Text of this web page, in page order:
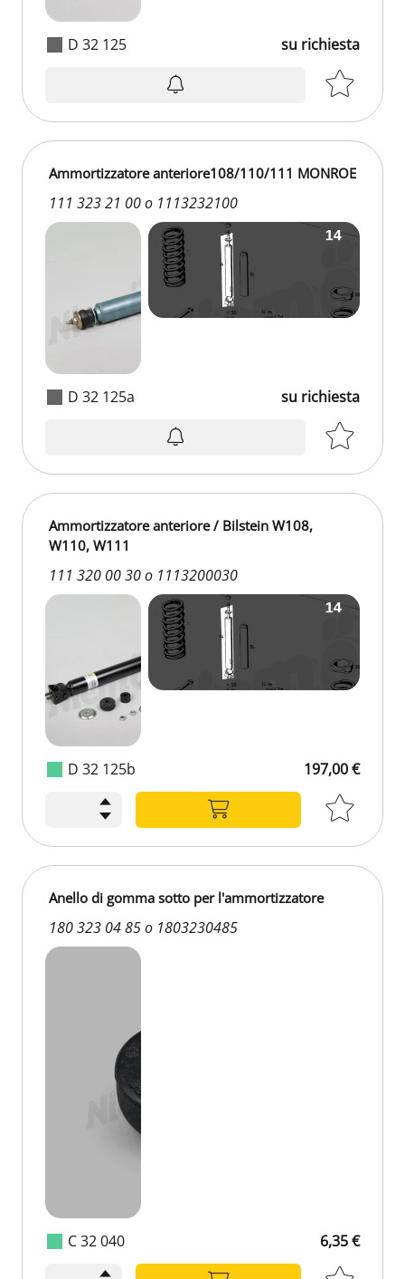
D 32 125 su richiesta
D 32 125a
Ammortizzatore anteriore108/110/111 MONROE
111 323 21 00 o 1113232100
su richiesta
D 32 125b
Ammortizzatore anteriore / Bilstein W108,
W110, W111
111 320 00 30 o 1113200030
197,00 €
C 32 040
Anello di gomma sotto per l'ammortizzatore
180 323 04 85 o 1803230485
6,35 €